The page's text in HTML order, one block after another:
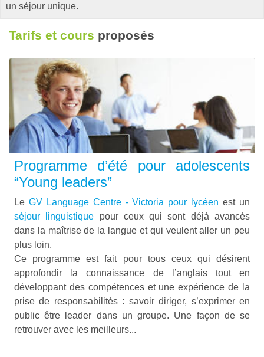
un séjour unique.
Tarifs et cours proposés
Programme d’été pour adolescents
“Young leaders”
Le GV Language Centre - Victoria pour lycéen est un
séjour linguistique pour ceux qui sont déjà avancés
dans la maîtrise de la langue et qui veulent aller un peu
plus loin.
Ce programme est fait pour tous ceux qui désirent
approfondir la connaissance de l’anglais tout en
développant des compétences et une expérience de la
prise de responsabilités : savoir diriger, s’exprimer en
public être leader dans un groupe. Une façon de se
retrouver avec les meilleurs...